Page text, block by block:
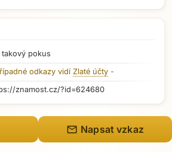
takový pokus
odkazy vidí Zlaté účty -
znamost.cz/?id=624680
mail Napsat vzkaz